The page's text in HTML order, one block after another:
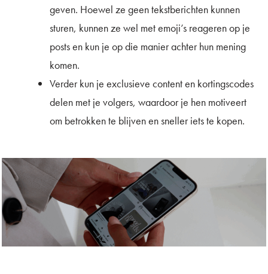
geven. Hoewel ze geen tekstberichten kunnen
sturen, kunnen ze wel met emoji’s reageren op je
posts en kun je op die manier achter hun mening
komen.
Verder kun je exclusieve content en kortingscodes
delen met je volgers, waardoor je hen motiveert
om betrokken te blijven en sneller iets te kopen.